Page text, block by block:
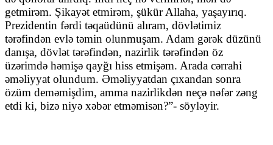
getmirəm. Şikayət etmirəm, şükür Allaha, yaşayırıq.
Prezidentin fərdi təqaüdünü alıram, dövlətimiz
tərəfindən evlə təmin olunmuşam. Adam gərək düzünü
danışa, dövlət tərəfindən, nazirlik tərəfindən öz
üzərimdə həmişə qayğı hiss etmişəm. Arada cərrahi
əməliyyat olundum. Əməliyyatdan çıxandan sonra
özüm deməmişdim, amma nazirlikdən neçə nəfər zəng
etdi ki, bizə niyə xəbər etməmisən?”- söyləyir.